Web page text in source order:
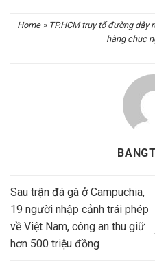
Home» TP.HCM truy tố đường dây
hàng chục
Sau trận đá gà ở Campuchia,
19 người nhập cảnh trái phép
về Việt Nam, công an thu giữ
hơn 500 triệu đồng